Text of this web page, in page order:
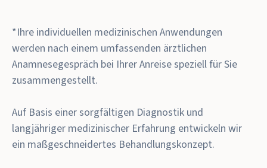
*Ihre individuellen medizinischen Anwendungen
werden nach einem umfassenden ärztlichen
Anamnesegespräch bei Ihrer Anreise speziell für Sie
zusammengestellt.
Auf Basis einer sorgfältigen Diagnostik und
langjähriger medizinischer Erfahrung entwickeln wir
ein maßgeschneidertes Behandlungskonzept.